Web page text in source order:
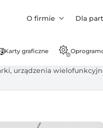
O firmie Dla
Karty graficzne
urządzenia